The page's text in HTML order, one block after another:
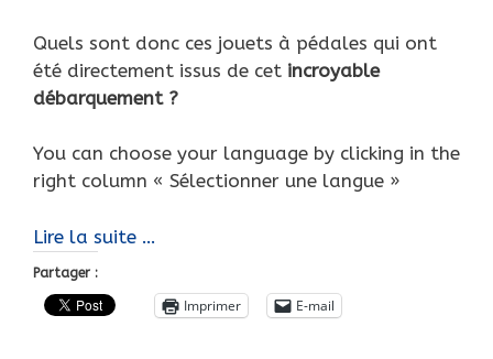
Quels sont donc ces jouets à pédales qui ont
été directement issus de cet incroyable
débarquement ?
You can choose your language by clicking in the
right column « Sélectionner une langue »
Lire la suite …
an…
Ils
Partager :
Imprimer E-mail